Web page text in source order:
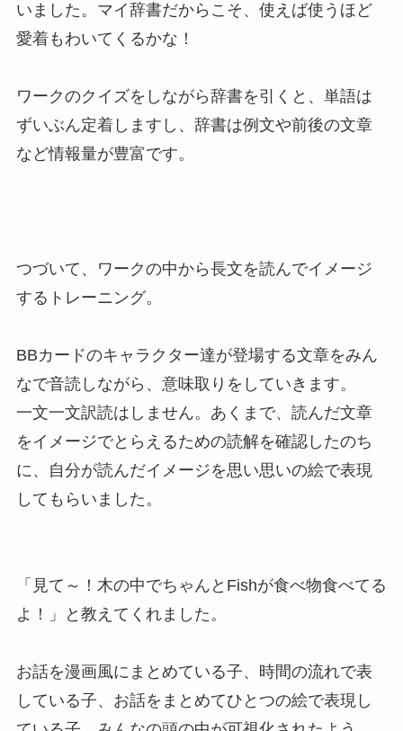
いました。マイ辞書だからこそ、使えば使うほど
愛着もわいてくるかな！
ワークのクイズをしながら辞書を引くと、単語は
ずいぶん定着しますし、辞書は例文や前後の文章
など情報量が豊富です。
つづいて、ワークの中から長文を読んでイメージ
するトレーニング。
BBカードのキャラクター達が登場する文章をみん
なで音読しながら、意味取りをしていきます。
一文一文訳読はしません。あくまで、読んだ文章
をイメージでとらえるための読解を確認したのち
に、自分が読んだイメージを思い思いの絵で表現
してもらいました。
「見て～！木の中でちゃんとFishが食べ物食べてる
よ！」と教えてくれました。
お話を漫画風にまとめている子、時間の流れで表
している子、お話をまとめてひとつの絵で表現し